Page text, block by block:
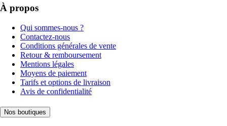
À propos
Qui sommes-nous ?
Contactez-nous
Conditions générales de vente
Retour & remboursement
Mentions légales
Moyens de paiement
Tarifs et options de livraison
Avis de confidentialité
Nos boutiques